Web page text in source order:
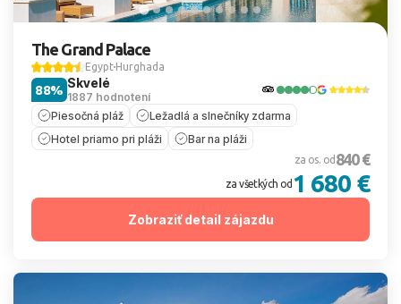
The Grand Palace
Egypt Hurghada
Skvelé
1887 hodnotení
88%
Piesočná pláž
Ležadlá a slnečníky zdarma
Hotel priamo pri pláži
Bar na pláži
za os. od 840 €
za všetkých od 1 680 €
Zobraziť detail zájazdu